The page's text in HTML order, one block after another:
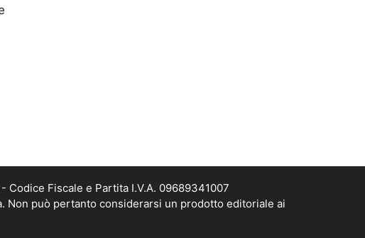
Codice Fiscale e Partita I.V.A. 09689341007
Non può pertanto considerarsi un prodotto editoriale ai